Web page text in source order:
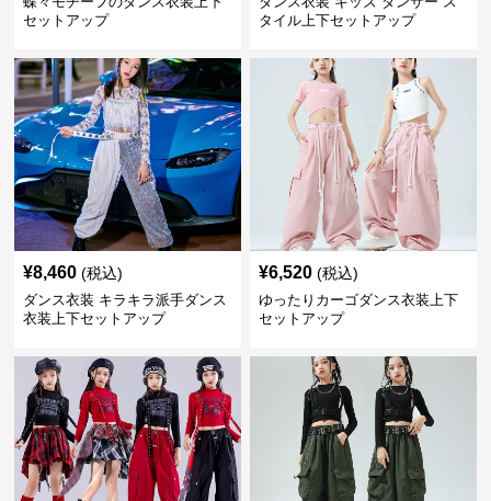
セットアップ
タイル上下セットアップ
¥8,460 (税込)
ダンス衣装 キラキラ派手ダンス
衣装上下セットアップ
¥6,520 (税込)
ゆったりカーゴダンス衣装上下
セットアップ